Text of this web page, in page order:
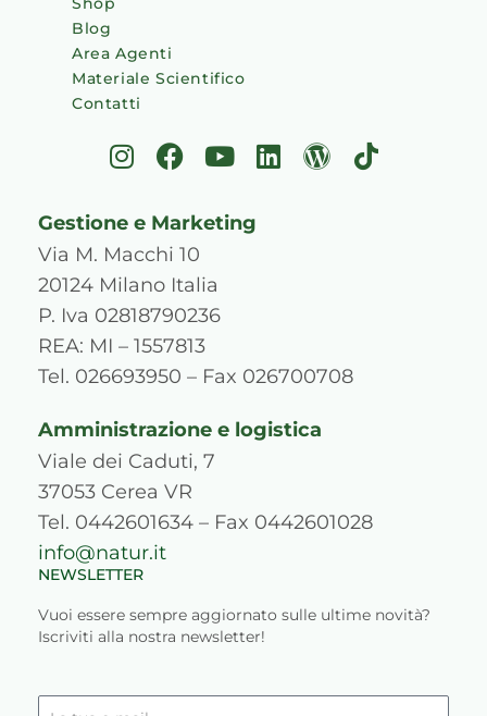
Shop
Blog
Area Agenti
Materiale Scientifico
Contatti
I
n
t
a
g
r
a
m
F
a
e
b
o
o
k
Y
o
t
e
L
i
W
o
s
T
i
Gestione e Marketing
Via M. Macchi 10
20124 Milano Italia
P. Iva 02818790236
REA: MI – 1557813
Tel. 026693950 – Fax 026700708
Amministrazione e logistica
Viale dei Caduti, 7
37053 Cerea VR
Tel. 0442601634 – Fax 0442601028
info@natur.it
NEWSLETTER
Vuoi essere sempre aggiornato sulle ultime novità?
Iscriviti alla nostra newsletter!